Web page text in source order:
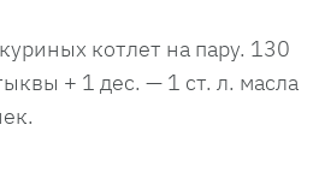
котлет на пару. 130
+ 1 дес. — 1 ст. л. масла